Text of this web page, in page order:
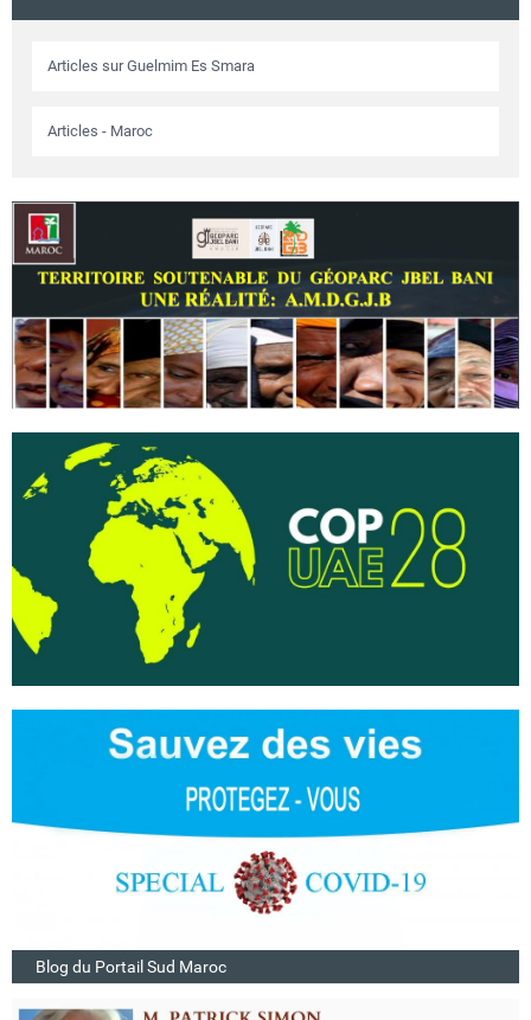
Circuits touristiques
Hotels
Evenements
Contact
Articles sur Guelmim Es Smara
Articles - Maroc
Blog du Portail Sud Maroc